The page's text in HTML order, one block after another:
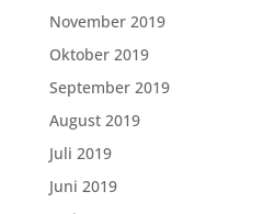
November 2019
Oktober 2019
September 2019
August 2019
Juli 2019
Juni 2019